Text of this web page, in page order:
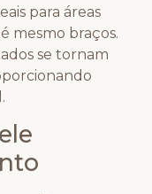
para áreas
mesmo braços.
se tornam